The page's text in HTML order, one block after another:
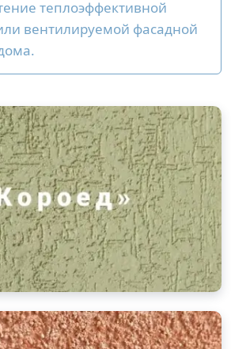
теплоэффективной
вентилируемой фасадной